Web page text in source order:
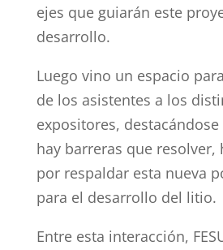
ejes que guiarán este
desarrollo.
Luego vino un espacio
de los asistentes a los
expositores,
hay barreras que resolver,
por respaldar esta nueva
para el desarrollo del litio.
Entre esta interacción,